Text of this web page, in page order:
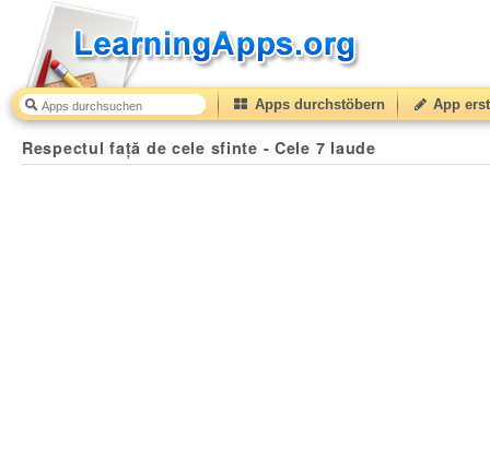
Apps durchstöbern App
Respectul față de cele sfinte - Cele 7 laude